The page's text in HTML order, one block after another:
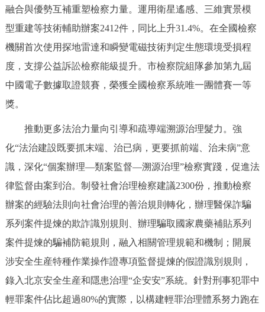
融合與優勢互補重塑檢察力量。運用衛星遙感、三維實景模
型重建等技術輔助辦案2412件，同比上升31.4%。在全國檢察
機關首次使用探地雷達和瞬變電磁技術判定生態環境受損程
度，支撐公益訴訟檢察能級提升。市檢察院組隊參加第九屆
中國電子數據取證競賽，榮獲全國檢察系統唯一團體賽一等
獎。
推動更多法治力量向引導和疏導端溯源治理髮力。強
化“法治建設既要抓末端、治已病，更要抓前端、治未病”意
識，深化“個案辦理—類案監督—溯源治理”檢察實踐，促進法
律監督由案到治。制發社會治理檢察建議2300份，推動檢察
辦案的經驗法則向社會治理的善治規則轉化，辦理醫保詐騙
系列案件提煉的欺詐識別規則、辦理騙取國家農藥補貼系列
案件提煉的騙補防範規則，融入相關管理規範和機制；開展
涉安全生産特種作業操作證專項監督提煉的假證識別規則，
錄入北京安全生産和隱患治理“企安安”系統。針對刑事犯罪中
輕罪案件佔比超過80%的實際，以構建輕罪治理體系努力跑在